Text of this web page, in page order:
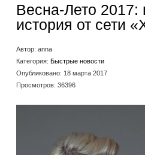
Весна-Лето 2017:
история от сети
Автор: anna
Категория: Быстрые новости
Опубликовано: 18 марта 2017
Просмотров: 36396